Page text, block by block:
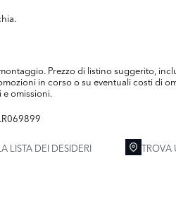
Prezzo di listino suggerito,
in corso o su eventuali costi di
e omissioni.
LISTA DEI DESIDERI TROVA